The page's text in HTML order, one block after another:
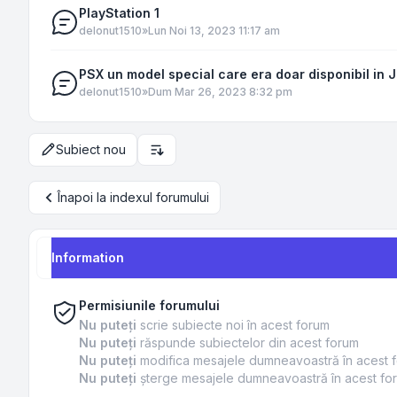
PlayStation 1
deIonut1510»Lun Noi 13, 2023 11:17 am
PSX un model special care era doar disponibil in
deIonut1510»Dum Mar 26, 2023 8:32 pm
Subiect nou Opțiuni de sortare și afișare
Înapoi la indexul forumului
Information
Permisiunile forumului
Nu puteţi scrie subiecte noi în acest forum
Nu puteţi răspunde subiectelor din acest forum
Nu puteţi modifica mesajele dumneavoastră în acest
Nu puteţi şterge mesajele dumneavoastră în acest